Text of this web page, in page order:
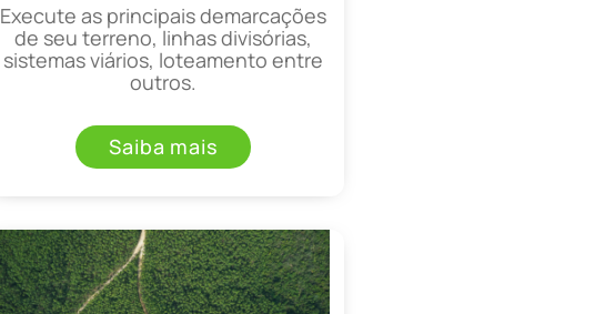
Execute as principais demarcações
de seu terreno, linhas divisórias,
sistemas viários, loteamento entre
outros.
Saiba mais